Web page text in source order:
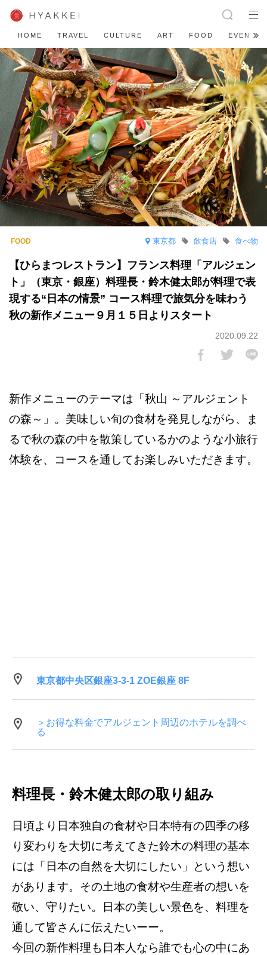
HOME TRAVEL CULTURE ART FOOD EVENT
東京都 食べ物
飲食店
【ひらまつレストラン】フランス料理「アルジェン
ト」（東京・銀座）料理長・鈴木健太郎が料理で表
現する“日本の情景” コース料理で旅気分を味わう
秋の新作メニュー９月１５日よりスタート
2020.09.22
新作メニューのテーマは「秋山 ～アルジェント
の森～」。美味しい旬の食材を発見しながら、ま
るで秋の森の中を散策しているかのような小旅行
体験を、コースを通してお楽しみいただきます。
東京都中央区銀座3-3-1 ZOE銀座 8F
＞お得な料金でアルジェント周辺のホテルを調べ
る
料理長・鈴木健太郎の取り組み
日頃より日本独自の食材や日本特有の四季の移
り変わりを大切に考えてきた鈴木の料理の基本
には「日本の自然を大切にしたい」という想い
があります。その土地の食材や生産者の想いを
敬い、守りたい。日本の美しい景色を、料理を
通して皆さんに伝えたいーー。
今回の新作料理も日本人なら誰でも心の中にあ